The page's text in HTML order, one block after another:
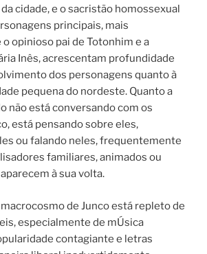
cidade, e o sacristão homossexual
principais, mais
opinioso pai de Totonhim e a
Inês, acrescentam profundidade
dos personagens quanto à
pequena do nordeste. Quanto a
não está conversando com os
está pensando sobre eles,
ou falando neles, frequentemente
familiares, animados ou
à sua volta.
de Junco está repleto de
especialmente de mÚsica
contagiante e letras